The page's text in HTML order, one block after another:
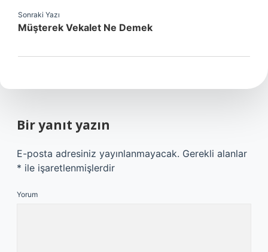
Sonraki Yazı
Müşterek Vekalet Ne Demek
Bir yanıt yazın
E-posta adresiniz yayınlanmayacak. Gerekli alanlar
* ile işaretlenmişlerdir
Yorum